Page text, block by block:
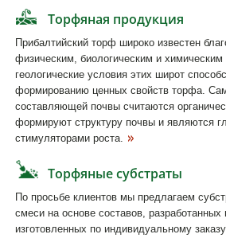
Торфяная продукция
Прибалтийский торф широко известен
физическим, биологическим и
геологические условия этих широт
формированию ценных свойств торфа.
составляющей почвы считаются
формируют структуру почвы и являются
стимуляторами роста.
Торфяные субстраты
По просьбе клиентов мы предлагаем
смеси на основе составов,
изготовленных по индивидуальному